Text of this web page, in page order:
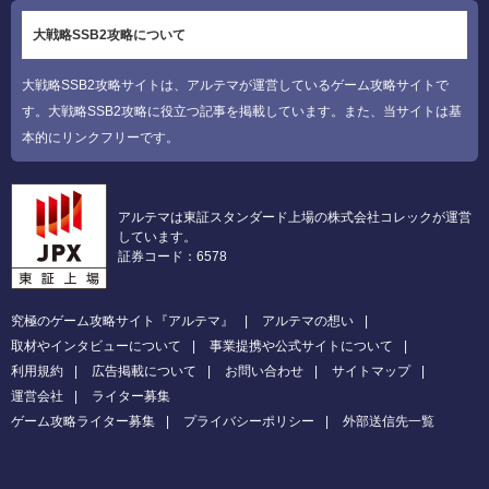
大戦略SSB2攻略について
大戦略SSB2攻略サイトは、アルテマが運営しているゲーム攻略サイトで
す。大戦略SSB2攻略に役立つ記事を掲載しています。また、当サイトは基
本的にリンクフリーです。
アルテマは東証スタンダード上場の株式会社コレックが運営
しています。
証券コード：6578
究極のゲーム攻略サイト『アルテマ』
アルテマの想い
取材やインタビューについて
事業提携や公式サイトについて
利用規約
広告掲載について お問い合わせ
サイトマップ
運営会社
ライター募集
ゲーム攻略ライター募集
プライバシーポリシー 外部送信先一覧